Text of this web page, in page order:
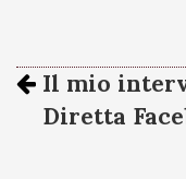
Il mio
Diretta